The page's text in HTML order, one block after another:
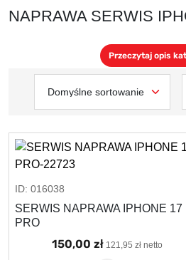
NAPRAWA SERWIS
Przeczytaj opis
ID: 016038
SERWIS NAPRAWA IPHONE 17
PRO
150,00 zł 121,95 zł netto